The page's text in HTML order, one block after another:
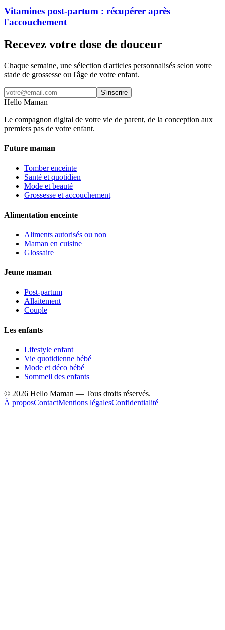
Vitamines post-partum : récupérer après
l'accouchement
Recevez votre dose de douceur
Chaque semaine, une sélection d'articles personnalisés selon votre
stade de grossesse ou l'âge de votre enfant.
S'inscrire
Hello Maman
Le compagnon digital de votre vie de parent, de la conception aux
premiers pas de votre enfant.
Future maman
Tomber enceinte
Santé et quotidien
Mode et beauté
Grossesse et accouchement
Alimentation enceinte
Aliments autorisés ou non
Maman en cuisine
Glossaire
Jeune maman
Post-partum
Allaitement
Couple
Les enfants
Lifestyle enfant
Vie quotidienne bébé
Mode et déco bébé
Sommeil des enfants
© 2026 Hello Maman — Tous droits réservés.
À proposContactMentions légalesConfidentialité